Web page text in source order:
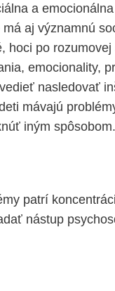
a
aj významnú
hoci po
emocionality,
nasledovať
mávajú
iným spôsobom.
patrí
nástup